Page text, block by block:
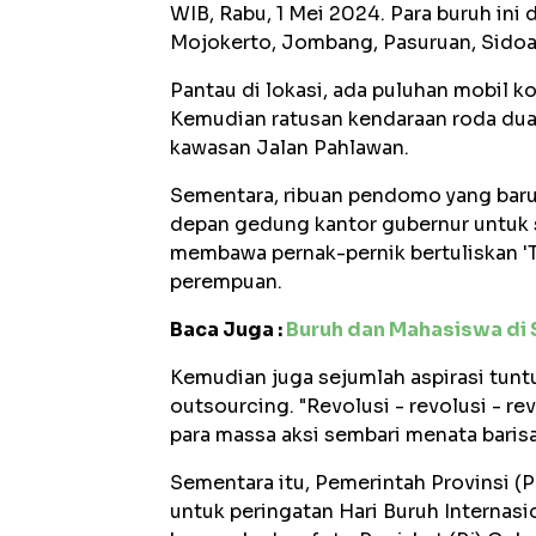
WIB, Rabu, 1 Mei 2024. Para buruh
Mojokerto, Jombang, Pasuruan,
Pantau di lokasi, ada puluhan mobil
Kemudian ratusan kendaraan roda
kawasan Jalan Pahlawan.
Sementara, ribuan pendomo yang
depan gedung kantor gubernur untuk
membawa pernak-pernik bertuliskan
perempuan.
Baca Juga :Buruh dan Mahasiswa
Kemudian juga sejumlah aspirasi
outsourcing. "Revolusi - revolusi -
para massa aksi sembari menata
Sementara itu, Pemerintah Provinsi
untuk peringatan Hari Buruh